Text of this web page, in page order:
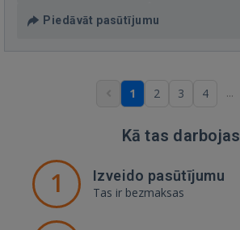
Piedāvāt pasūtījumu
1 2 3 4 ...
Kā tas darbojas
1 Izveido pasūtījumu
Tas ir bezmaksas